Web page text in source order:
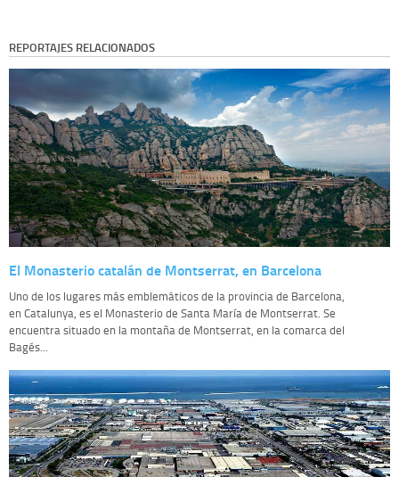
REPORTAJES RELACIONADOS
El Monasterio catalán de Montserrat, en Barcelona
Uno de los lugares más emblemáticos de la provincia de Barcelona,
en Catalunya, es el Monasterio de Santa María de Montserrat. Se
encuentra situado en la montaña de Montserrat, en la comarca del
Bagés...